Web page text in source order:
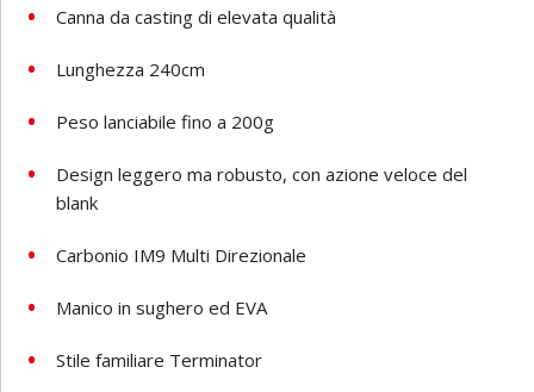
Canna da casting di elevata qualità
Lunghezza 240cm
Peso lanciabile fino a 200g
Design leggero ma robusto, con azione veloce del
blank
Carbonio IM9 Multi Direzionale
Manico in sughero ed EVA
Stile familiare Terminator